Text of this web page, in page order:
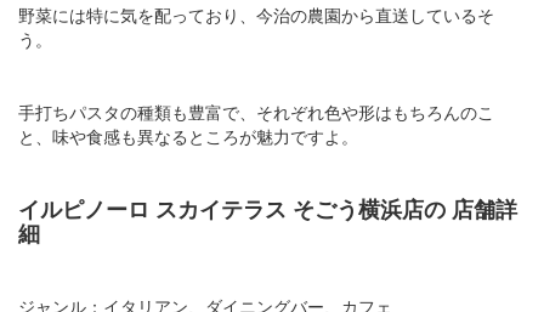
野菜には特に気を配っており、今治の農園から直送しているそ
う。
手打ちパスタの種類も豊富で、それぞれ色や形はもちろんのこ
と、味や食感も異なるところが魅力ですよ。
イルピノーロ スカイテラス そごう横浜店の 店舗詳
細
ジャンル：イタリアン、ダイニングバー、カフェ